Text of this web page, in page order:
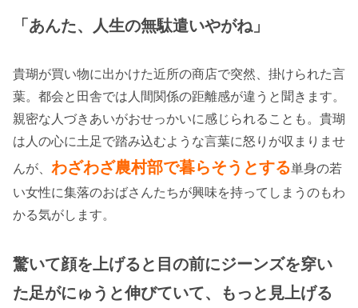
「あんた、人生の無駄遣いやがね」
貴瑚が買い物に出かけた近所の商店で突然、掛けられた言
葉。都会と田舎では人間関係の距離感が違うと聞きます。
親密な人づきあいがおせっかいに感じられることも。貴瑚
は人の心に土足で踏み込むような言葉に怒りが収まりませ
んが、 わざわざ農村部で暮らそうとする単身の若
い女性に集落のおばさんたちが興味を持ってしまうのもわ
かる気がします。
驚いて顔を上げると目の前にジーンズを穿い
た足がにゅうと伸びていて、もっと見上げる